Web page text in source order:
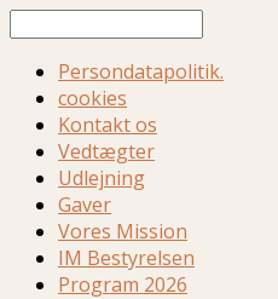
Persondatapolitik.
cookies
Kontakt os
Vedtægter
Udlejning
Gaver
Vores Mission
IM Bestyrelsen
Program 2026